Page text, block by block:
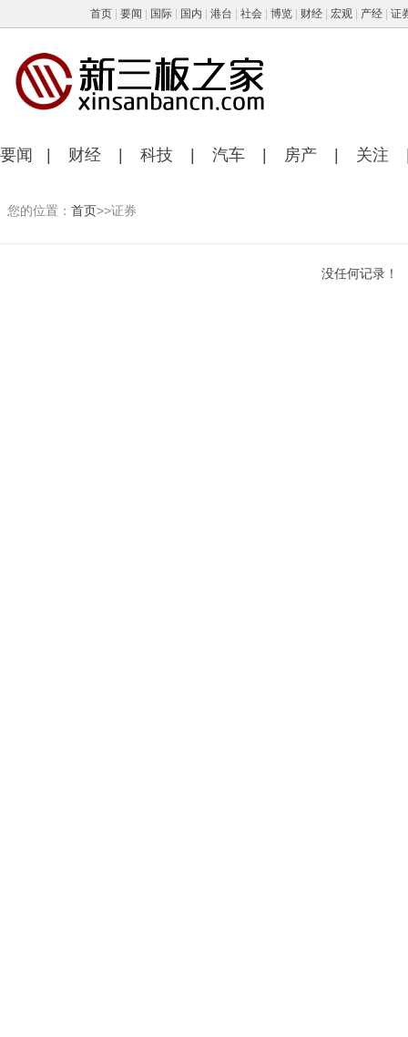
首页| 要闻 国际| 国内 港台 社会| 博览| 财经| 宏观| 产经| 证
要闻 财经 科技 汽车 房产 关注
您的位置： 首页>>证券
没任何记录！